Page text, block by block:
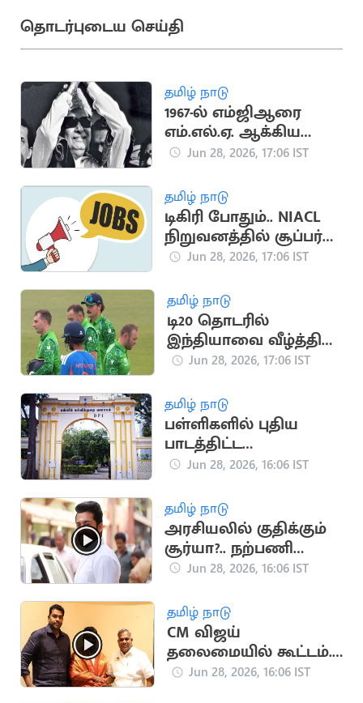
தொடர்புடைய செய்தி
தமிழ் நாடு
1967-ல் எம்ஜிஆரை
எம்.எல்.ஏ. ஆக்கிய
உதயசூரியன் சின்னம்
Jun 28, 2026, 17:06 IST
தமிழ் நாடு
டிகிரி போதும்.. NIACL
நிறுவனத்தில் சூப்பர்
வேலை
Jun 28, 2026, 17:06 IST
தமிழ் நாடு
டி20 தொடரில்
இந்தியாவை வீழ்த்தி
அயர்லாந்து வரலாறு
Jun 28, 2026, 17:06 IST
தமிழ் நாடு
பள்ளிகளில் புதிய
பாடத்திட்ட
செயல்பாடுகள் தீவிர
Jun 28, 2026, 16:06 IST
தமிழ் நாடு
அரசியலில் குதிக்கும்
சூர்யா?.. நற்பணி
இயக்கம் கொடுத்த
Jun 28, 2026, 16:06 IST
தமிழ் நாடு
CM விஜய்
தலைமையில் கூட்டம்..
விசிகவுக்கு அழைப்பு
Jun 28, 2026, 16:06 IST